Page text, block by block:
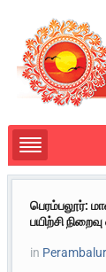
பெரம்பலூர்:
பயிற்சி
in Perambalur